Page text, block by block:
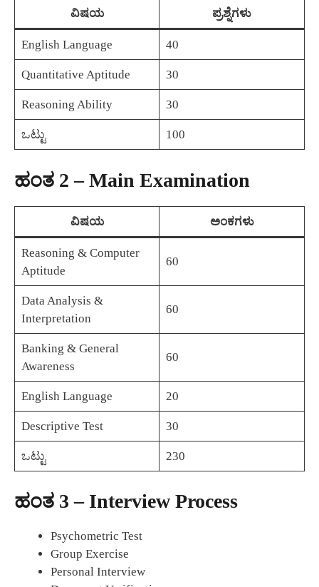
ವಿಷಯ ಪ್ರಶ್ನೆಗಳು
English Language 40
Quantitative Aptitude 30
Reasoning Ability 30
ಒಟ್ಟು 100
ಹಂತ 2 – Main Examination
ವಿಷಯ ಅಂಕಗಳು
Reasoning & Computer
Aptitude
60
Data Analysis &
Interpretation
60
Banking & General
Awareness
60
English Language 20
Descriptive Test 30
ಒಟ್ಟು 230
ಹಂತ 3 – Interview Process
Psychometric Test
Group Exercise
Personal Interview